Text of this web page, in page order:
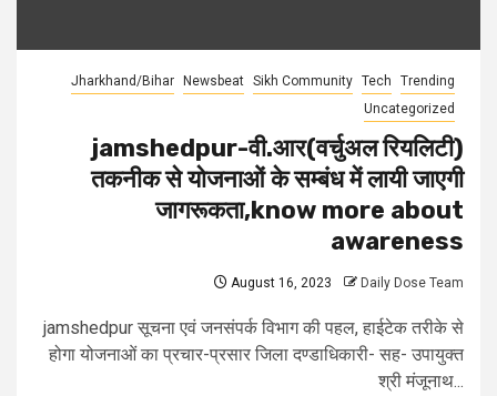
Jharkhand/Bihar Newsbeat Sikh Community Tech
Trending
Uncategorized
jamshedpur-वी.आर(वर्चुअल रियलिटी)
तकनीक से योजनाओं के सम्बंध में लायी जाएगी
जागरूकता,know more about
awareness
August 16, 2023 Daily Dose Team
jamshedpur सूचना एवं जनसंपर्क विभाग की पहल, हाईटेक तरीके से
होगा योजनाओं का प्रचार-प्रसार जिला दण्डाधिकारी- सह- उपायुक्त
श्री मंजूनाथ...